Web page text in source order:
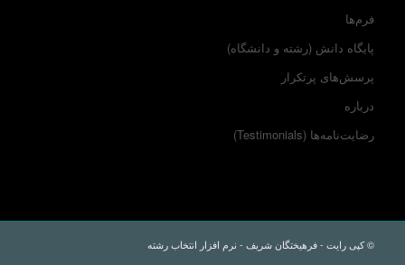
فرم‌ها
پایگاه دانش (رشته و دانشگاه)
پرسش‌های پرتکرار
درباره
رضایت‌نامه‌ها (Testimonials)
© کپی رایت - فرهیختگان شریف - نرم افزار انتخاب رشته